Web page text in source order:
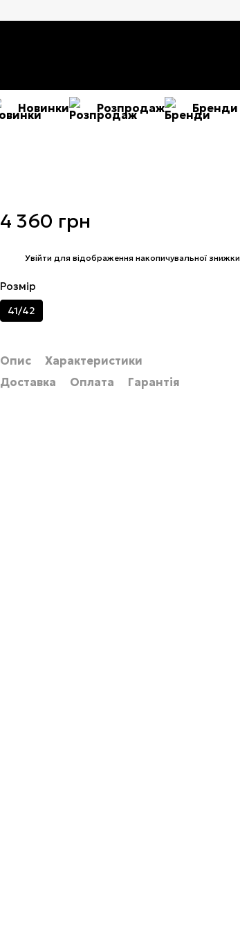
Новинки Розпродаж Бренди
4 360 грн
Увійти для відображення накопичувальної знижки
Розмір
41/42
Опис
Характеристики
Доставка
Оплата Гарантія